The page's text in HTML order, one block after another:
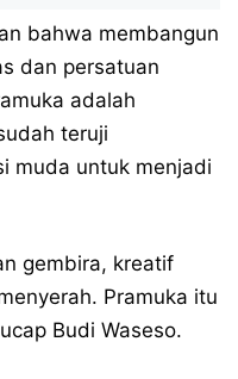
bahwa membangun
dan persatuan
adalah
teruji
muda untuk menjadi
gembira, kreatif
Pramuka itu
Budi Waseso.